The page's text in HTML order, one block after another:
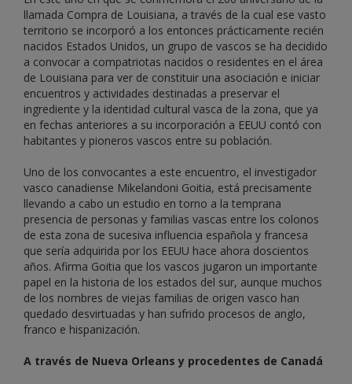
llamada Compra de Louisiana, a través de la cual ese vasto
territorio se incorporó a los entonces prácticamente recién
nacidos Estados Unidos, un grupo de vascos se ha decidido
a convocar a compatriotas nacidos o residentes en el área
de Louisiana para ver de constituir una asociación e iniciar
encuentros y actividades destinadas a preservar el
ingrediente y la identidad cultural vasca de la zona, que ya
en fechas anteriores a su incorporación a EEUU contó con
habitantes y pioneros vascos entre su población.
Uno de los convocantes a este encuentro, el investigador
vasco canadiense Mikelandoni Goitia, está precisamente
llevando a cabo un estudio en torno a la temprana
presencia de personas y familias vascas entre los colonos
de esta zona de sucesiva influencia española y francesa
que sería adquirida por los EEUU hace ahora doscientos
años. Afirma Goitia que los vascos jugaron un importante
papel en la historia de los estados del sur, aunque muchos
de los nombres de viejas familias de origen vasco han
quedado desvirtuadas y han sufrido procesos de anglo,
franco e hispanización.
A través de Nueva Orleans y procedentes de Canadá